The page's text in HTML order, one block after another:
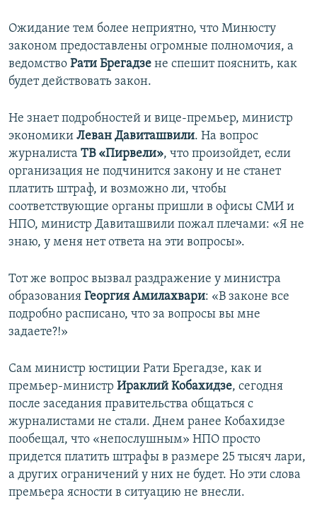
Ожидание тем более неприятно, что Минюсту
законом предоставлены огромные полномочия, а
ведомство Рати Брегадзе не спешит пояснить, как
будет действовать закон.
Не знает подробностей и вице-премьер, министр
экономики Леван Давиташвили. На вопрос
журналиста ТВ «Пирвели», что произойдет, если
организация не подчинится закону и не станет
платить штраф, и возможно ли, чтобы
соответствующие органы пришли в офисы СМИ и
НПО, министр Давиташвили пожал плечами: «Я не
знаю, у меня нет ответа на эти вопросы».
Тот же вопрос вызвал раздражение у министра
образования Георгия Амилахвари: «В законе все
подробно расписано, что за вопросы вы мне
задаете?!»
Сам министр юстиции Рати Брегадзе, как и
премьер-министр Ираклий Кобахидзе, сегодня
после заседания правительства общаться с
журналистами не стали. Днем ранее Кобахидзе
пообещал, что «непослушным» НПО просто
придется платить штрафы в размере 25 тысяч лари,
а других ограничений у них не будет. Но эти слова
премьера ясности в ситуацию не внесли.